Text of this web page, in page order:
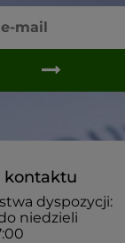
kontaktu
dyspozycji:
niedzieli